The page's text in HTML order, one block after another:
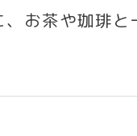
お茶や珈琲と